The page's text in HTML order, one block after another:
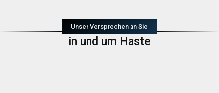
Unser Versprechen an Sie
in und um Haste